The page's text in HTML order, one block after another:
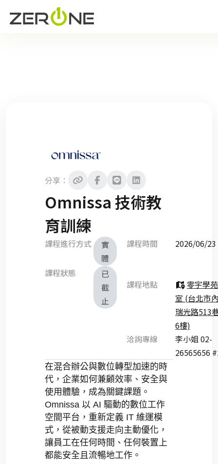
分享：
Omnissa 技術教
育訓練
課程進行方式
實
體
課程狀態
已
截
止
課程時間 2026/06/23
課程地點
零宇學
室 (台北市
瑞光路513
6樓)
洽詢專線
李小姐 02-
26565656
在混合辦公與數位轉型加速的時
代，企業如何兼顧效率、安全與
使用體驗，成為關鍵課題。
Omnissa 以 AI 驅動的數位工作
空間平台，重新定義 IT 維運模
式，從被動支援走向主動優化，
讓員工在任何時間、任何裝置上
都能安全且流暢地工作。